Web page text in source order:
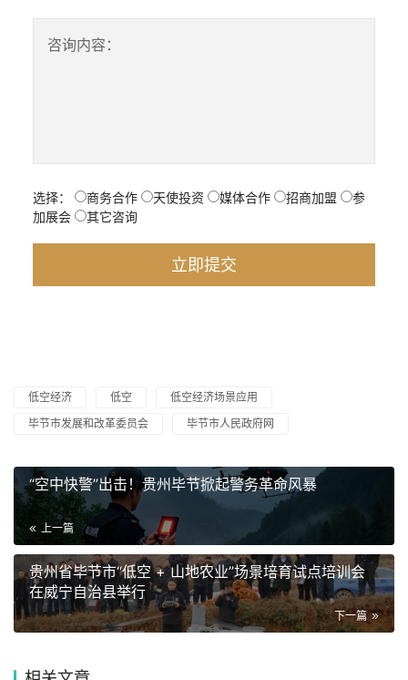
咨询内容：
选择： 商务合作 天使投资 媒体合作 招商加盟
参
加展会
其它咨询
低空经济 低空
低空经济场景应用
毕节市发展和改革委员会
毕节市人民政府网
“空中快警”出击！贵州毕节掀起警务革命风暴
上一篇
贵州省毕节市“低空 + 山地农业”场景培育试点培训会
在威宁自治县举行
下一篇